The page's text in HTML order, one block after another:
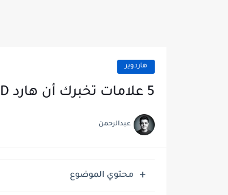
هاردوير
5 علامات تخبرك أن هارد SSD على وشك التلف
عبدالرحمن
محتوي الموضوع